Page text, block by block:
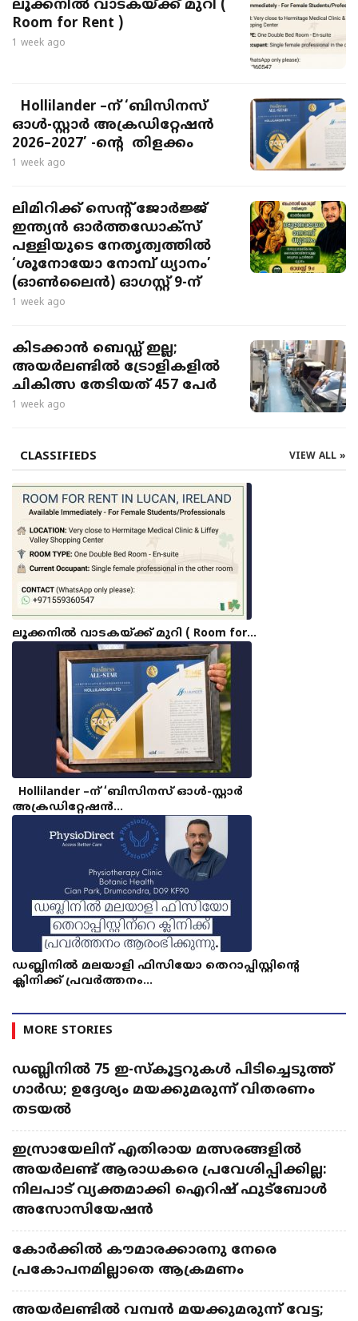
ലൂക്കനിൽ വാടകയ്ക്ക് മുറി (
Room for Rent )
1 week ago
Hollilander –ന് ‘ബിസിനസ്
ഓൾ-സ്റ്റാർ അക്രഡിറ്റേഷൻ
2026–2027’ -ന്റെ തിളക്കം
1 week ago
ലിമിറിക്ക് സെന്റ് ജോർജ്ജ്
ഇന്ത്യൻ ഓർത്തഡോക്സ്
പള്ളിയുടെ നേതൃത്വത്തിൽ
‘ശൂനോയോ നോമ്പ് ധ്യാനം’
(ഓൺലൈൻ) ഓഗസ്റ്റ് 9-ന്
1 week ago
കിടക്കാൻ ബെഡ്ഡ് ഇല്ല;
അയർലണ്ടിൽ ട്രോളികളിൽ
ചികിത്സ തേടിയത് 457 പേർ
1 week ago
CLASSIFIEDS VIEW ALL »
ലൂക്കനിൽ വാടകയ്ക്ക് മുറി ( Room for…
Hollilander –ന് ‘ബിസിനസ് ഓൾ-സ്റ്റാർ
അക്രഡിറ്റേഷൻ…
ഡബ്ലിനിൽ മലയാളി ഫിസിയോ തെറാപ്പിസ്റ്റിന്റെ
ക്ലിനിക്ക് പ്രവർത്തനം…
MORE STORIES
ഡബ്ലിനിൽ 75 ഇ-സ്കൂട്ടറുകൾ പിടിച്ചെടുത്ത്
ഗാർഡ; ഉദ്ദേശ്യം മയക്കുമരുന്ന് വിതരണം
തടയൽ
ഇസ്രായേലിന് എതിരായ മത്സരങ്ങളിൽ
അയർലണ്ട് ആരാധകരെ പ്രവേശിപ്പിക്കില്ല:
നിലപാട് വ്യക്തമാക്കി ഐറിഷ് ഫുട്ബോൾ
അസോസിയേഷൻ
കോർക്കിൽ കൗമാരക്കാരനു നേരെ
പ്രകോപനമില്ലാതെ ആക്രമണം
അയർലണ്ടിൽ വമ്പൻ മയക്കുമരുന്ന് വേട്ട;